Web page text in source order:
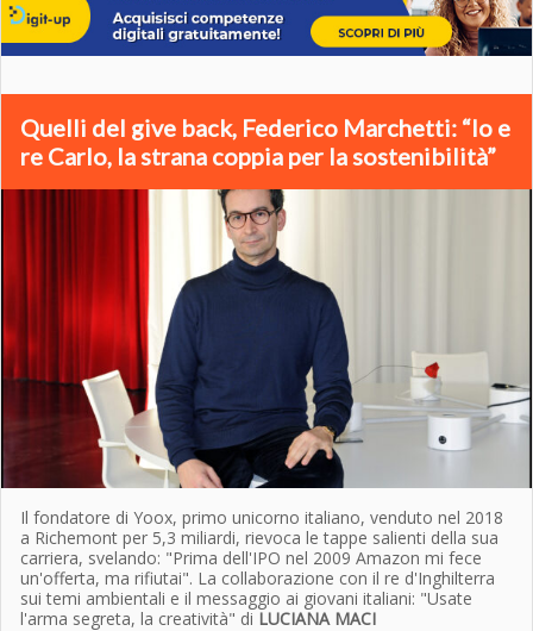
Quelli del give back, Federico Marchetti: “Io e
re Carlo, la strana coppia per la sostenibilità”
Il fondatore di Yoox, primo unicorno italiano, venduto nel 2018
a Richemont per 5,3 miliardi, rievoca le tappe salienti della sua
carriera, svelando: "Prima dell'IPO nel 2009 Amazon mi fece
un'offerta, ma rifiutai". La collaborazione con il re d'Inghilterra
sui temi ambientali e il messaggio ai giovani italiani: "Usate
l'arma segreta, la creatività" di LUCIANA MACI